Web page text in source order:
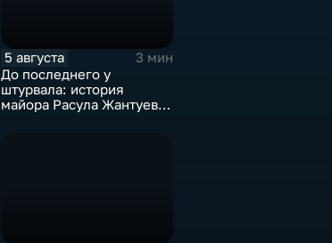
5 августа
3 мин
До последнего у
штурвала: история
майора Расула Жантуева,